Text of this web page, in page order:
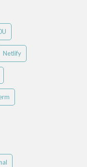
Netlify